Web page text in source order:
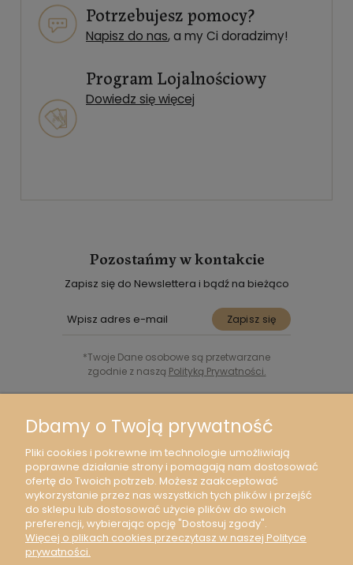
Potrzebujesz pomocy?
Napisz do nas, a my Ci doradzimy!
Program Lojalnościowy
Dowiedz się więcej
Pozostańmy w kontakcie
Zapisz się do Newslettera i bądź na bieżąco
Zapisz się
*Twoje Dane osobowe są przetwarzane
zgodnie z naszą Polityką Prywatności.
Moje konto
O nas
Dbamy o Twoją prywatność
Pliki cookies i pokrewne im technologie umożliwiają
poprawne działanie strony i pomagają nam dostosować
ofertę do Twoich potrzeb. Możesz zaakceptować
wykorzystanie przez nas wszystkich tych plików i przejść
do sklepu lub dostosować użycie plików do swoich
preferencji, wybierając opcję "Dostosuj zgody".
Więcej o plikach cookies przeczytasz w naszej Polityce
prywatności.